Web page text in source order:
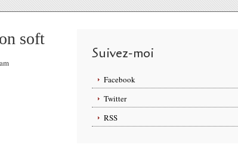
soft
Suivez-moi
Facebook
Twitter
RSS